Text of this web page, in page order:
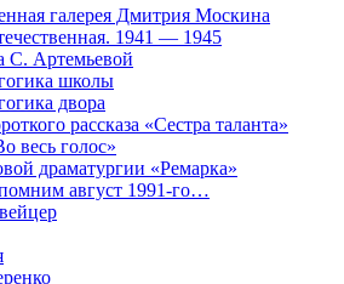
галерея Дмитрия Москина
1941 — 1945
С. Артемьевой
школы
двора
рассказа «Сестра таланта»
весь голос»
драматургии «Ремарка»
август 1991-го…